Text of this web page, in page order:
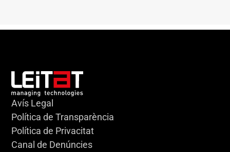
Avís Legal
Política de Transparència
Política de Privacitat
Canal de Denúncies